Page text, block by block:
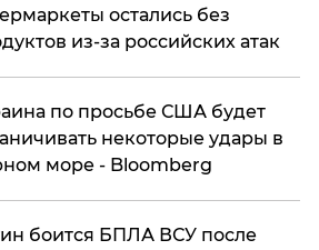
остались без
из-за российских атак
по просьбе США будет
некоторые удары в
море - Bloomberg
боится БПЛА ВСУ после